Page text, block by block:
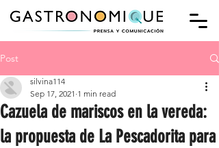
Post
Cazuela de mariscos en la vereda:
la propuesta de La Pescadorita para
silvina114
Sep 17, 2021 1 min read